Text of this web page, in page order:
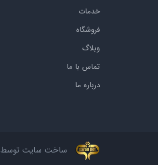
خدمات
فروشگاه
وبلاگ
تماس با ما
درباره ما
ساخت سایت توسط